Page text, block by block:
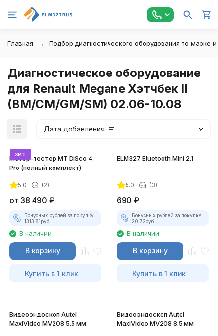
Главная Подбор диагностического оборудования по марке
Диагностическое оборудование
для Renault Megane Хэтчбек II
(BM/CM/GM/SM) 02.06-10.08
Дата добавления
хит
Мотор-тестер MT DiSco 4
Pro (полный комплект)
5.0 (2)
от 38 490 ₽
Бонусных рублей за покупку:
1313.81руб.
В наличии
В корзину
Купить в 1 клик
ELM327 Bluetooth Mini 2.1
5.0 (3)
690 ₽
Бонусных рублей за покупку:
20.72руб.
В наличии
В корзину
Купить в 1 клик
Видеоэндоскоп Autel
MaxiVideo MV208 5.5 мм
Видеоэндоскоп Autel
MaxiVideo MV208 8.5 мм